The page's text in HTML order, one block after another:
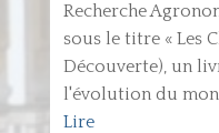
Recherche
sous le titre « Les
Découverte), un
l'évolution du
Lire